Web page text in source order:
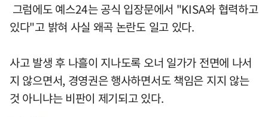
그럼에도 예스24는 공식 입장문에서 "KISA와 협력하고
있다"고 밝혀 사실 왜곡 논란도 일고 있다.
사고 발생 후 나흘이 지나도록 오너 일가가 전면에 나서
지 않으면서, 경영권은 행사하면서도 책임은 지지 않는
것 아니냐는 비판이 제기되고 있다.